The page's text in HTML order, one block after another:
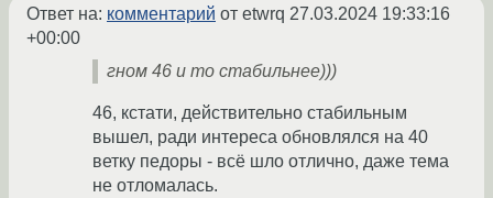
Ответ на: комментарий от etwrq 27.03.2024 19:33:16
+00:00
гном 46 и то стабильнее)))
46, кстати, действительно стабильным
вышел, ради интереса обновлялся на 40
ветку педоры - всё шло отлично, даже тема
не отломалась.